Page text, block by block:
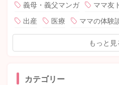
義母・義父マンガ ママ友
出産
医療 ママの体験
もっと見
カテゴリー